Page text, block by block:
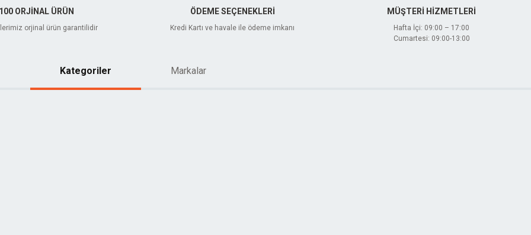
ORJİNAL ÜRÜN
orjinal ürün garantilidir
ÖDEME SEÇENEKLERİ
Kredi Kartı ve havale ile ödeme imkanı
MÜŞTERİ HİZMETLERİ
Hafta İçi: 09:00 – 17:00
Cumartesi: 09:00-13:00
Kategoriler Markalar